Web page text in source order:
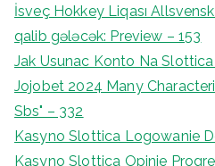
İsveç Hokkey Liqası
qalib gələcək: Preview – 153
Jak Usunac Konto Na
Jojobet 2024 Many
Sbs" – 332
Kasyno Slottica Logowanie
Kasyno Slottica Opinie